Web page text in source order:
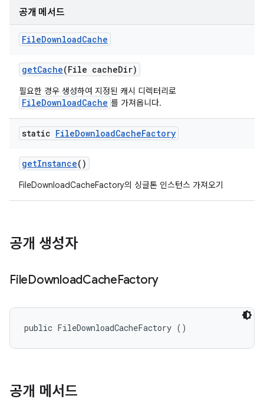
공개 메서드
FileDownloadCache
getCache(File cacheDir)
필요한 경우 생성하여 지정된 캐시 디렉터리로
FileDownloadCache 를 가져옵니다.
static FileDownloadCacheFactory
getInstance()
FileDownloadCacheFactory의 싱글톤 인스턴스 가져오기
공개 생성자
FileDownloadCacheFactory
public FileDownloadCacheFactory ()
공개 메서드